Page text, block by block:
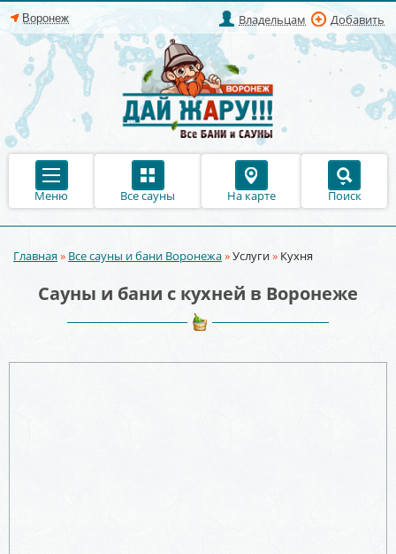
Владельцам Добавить
Меню Все сауны На карте Поиск
Вы здесь
Главная» Все сауны и бани Воронежа»Услуги» Кухня
Сауны и бани с кухней в Воронеже